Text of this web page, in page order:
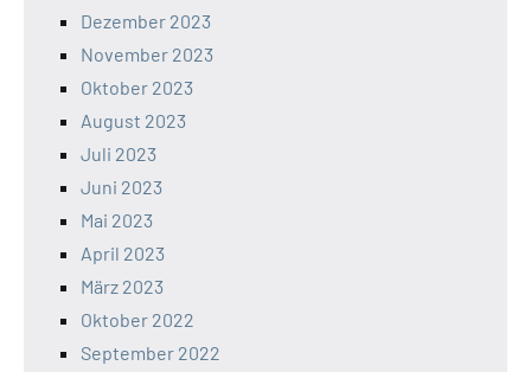
Dezember 2023
November 2023
Oktober 2023
August 2023
Juli 2023
Juni 2023
Mai 2023
April 2023
März 2023
Oktober 2022
September 2022